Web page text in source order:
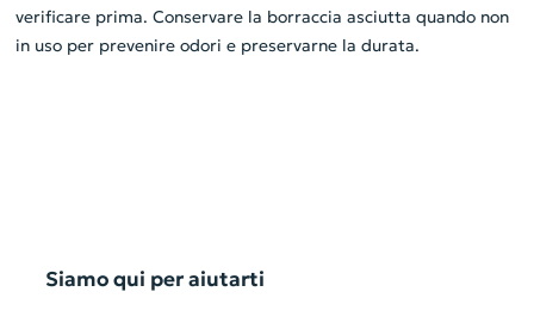
verificare prima. Conservare la borraccia asciutta quando non
in uso per prevenire odori e preservarne la durata.
Siamo qui per aiutarti